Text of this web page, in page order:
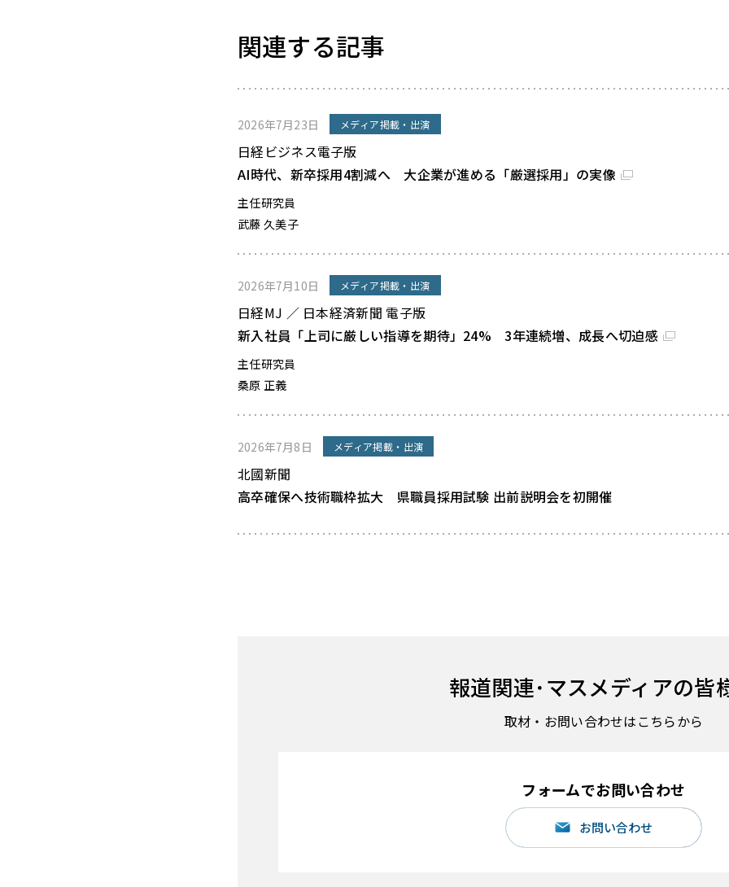
関連する記事
2026年7月23日 メディア掲載・出演
日経ビジネス電子版
AI時代、新卒採用4割減へ 大企業が進める「厳選採用」の実像
主任研究員
武藤 久美子
2026年7月10日 メディア掲載・出演
日経MJ ／ 日本経済新聞 電子版
新入社員「上司に厳しい指導を期待」24% 3年連続増、成長へ切迫感
主任研究員
桑原 正義
2026年7月8日 メディア掲載・出演
北國新聞
高卒確保へ技術職枠拡大 県職員採用試験 出前説明会を初開催
報道関連･マスメディアの皆
取材・お問い合わせはこちらから
フォームでお問い合わせ
お問い合わせ